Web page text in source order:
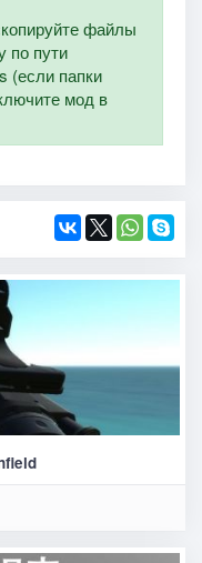
файлы
по пути
(если папки
мод в